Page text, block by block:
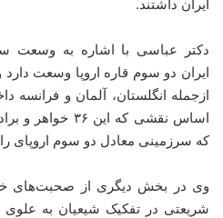
ایران داشتند.
دکتر عباسی با اشاره به وسعت
ازجمله انگلستان، آلمان و فرانسه
اساس نقشی که
که سرزمینی معادل دو سوم اروپای را
وی در بخش دیگری از صحبت‌های
شریعتی در تفکیک شیعیان به